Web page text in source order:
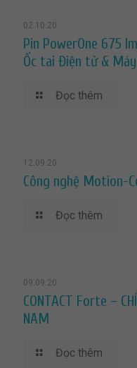
02.10.20
Pin PowerOne 675
Ốc tai Điện tử &
Đọc thêm
12.09.20
Công nghệ Motion-
Đọc thêm
09.09.20
CONTACT Forte –
NAM
Đọc thêm